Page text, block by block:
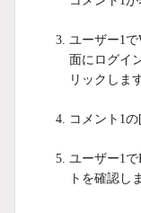
ユーザー1で
面にログイ
リックしま
コメント1
ユーザー1
トを確認し